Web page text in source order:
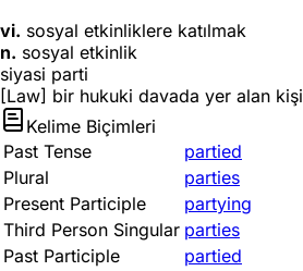
vi. sosyal etkinliklere katılmak
n. sosyal etkinlik
siyasi parti
[Law] bir hukuki davada yer alan kişi
Kelime Biçimleri
Past Tense
partied
Plural
parties
Present Participle
partying
Third Person Singular parties
Past Participle
partied